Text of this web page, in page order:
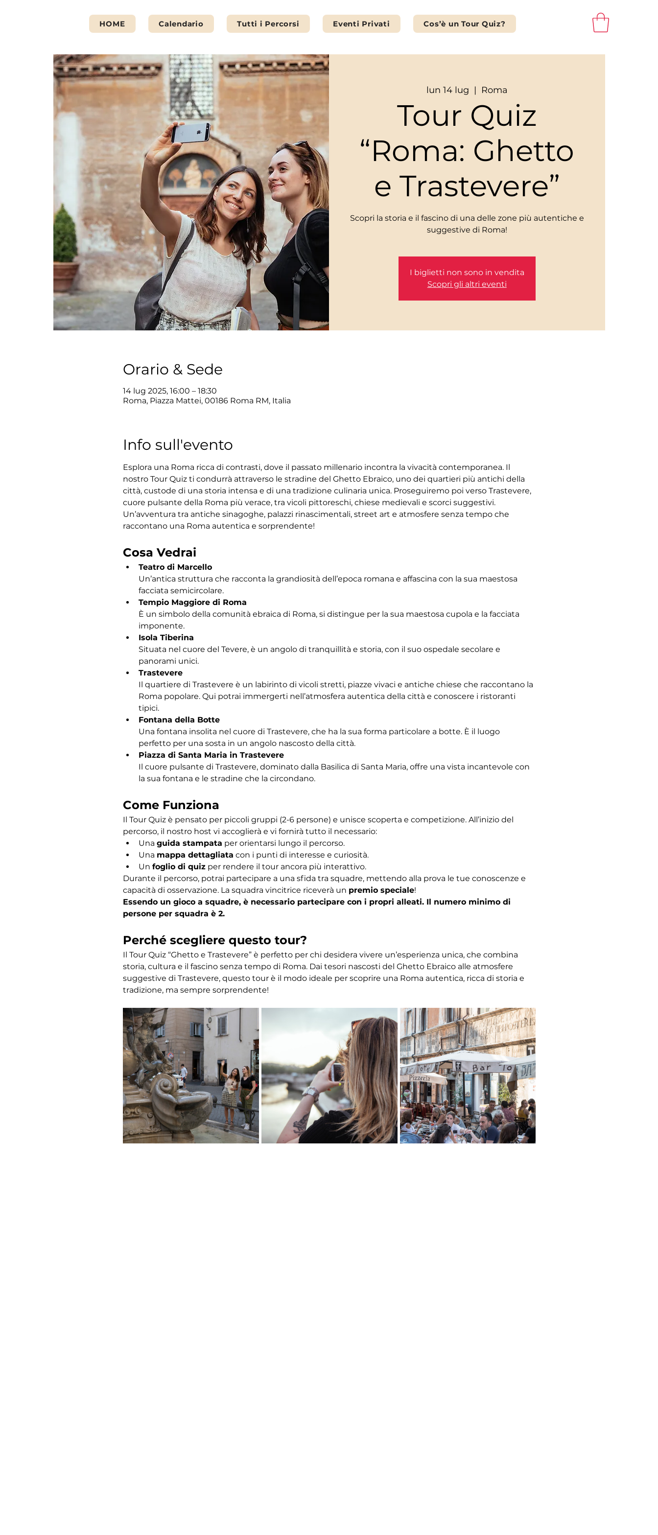
HOME Calendario Tutti i Percorsi Eventi Privati Cos’è un Tour Quiz?
lun 14 lug
  |
Roma
Tour Quiz
“Roma: Ghetto
e Trastevere”
Scopri la storia e il fascino di una delle zone più autentiche e
I biglietti non sono in vendita
Scopri gli altri eventi
Orario & Sede
14 lug 2025, 16:00 – 18:30
Roma, Piazza Mattei, 00186 Roma RM, Italia
Info sull'evento
Esplora una Roma ricca di contrasti, dove il passato millenario incontra la vivacità contemporanea. Il
nostro Tour Quiz ti condurrà attraverso le stradine del Ghetto Ebraico, uno dei quartieri più antichi della
città, custode di una storia intensa e di una tradizione culinaria unica. Proseguiremo poi verso Trastevere,
cuore pulsante della Roma più verace, tra vicoli pittoreschi, chiese medievali e scorci suggestivi.
Un’avventura tra antiche sinagoghe, palazzi rinascimentali, street art e atmosfere senza tempo che
raccontano una Roma autentica e sorprendente!
Cosa Vedrai
Teatro di Marcello
Un’antica struttura che racconta la grandiosità dell’epoca romana e affascina con la sua maestosa
facciata semicircolare.
Tempio Maggiore di Roma
È un simbolo della comunità ebraica di Roma, si distingue per la sua maestosa cupola e la facciata
imponente.
Isola Tiberina
Situata nel cuore del Tevere, è un angolo di tranquillità e storia, con il suo ospedale secolare e
panorami unici.
Trastevere
Il quartiere di Trastevere è un labirinto di vicoli stretti, piazze vivaci e antiche chiese che raccontano la
Roma popolare. Qui potrai immergerti nell’atmosfera autentica della città e conoscere i ristoranti
tipici.
Fontana della Botte
Una fontana insolita nel cuore di Trastevere, che ha la sua forma particolare a botte. È il luogo
perfetto per una sosta in un angolo nascosto della città.
Piazza di Santa Maria in Trastevere
Il cuore pulsante di Trastevere, dominato dalla Basilica di Santa Maria, offre una vista incantevole con
la sua fontana e le stradine che la circondano.
Come Funziona
Il Tour Quiz è pensato per piccoli gruppi (2-6 persone) e unisce scoperta e competizione. All’inizio del
percorso, il nostro host vi accoglierà e vi fornirà tutto il necessario:
Una guida stampata per orientarsi lungo il percorso.
Una mappa dettagliata con i punti di interesse e curiosità.
Un foglio di quiz per rendere il tour ancora più interattivo.
Durante il percorso, potrai partecipare a una sfida tra squadre, mettendo alla prova le tue conoscenze e
capacità di osservazione. La squadra vincitrice riceverà un premio speciale!
Essendo un gioco a squadre, è necessario partecipare con i propri alleati. Il numero minimo di
persone per squadra è 2.
Perché scegliere questo tour?
Il Tour Quiz “Ghetto e Trastevere” è perfetto per chi desidera vivere un’esperienza unica, che combina
storia, cultura e il fascino senza tempo di Roma. Dai tesori nascosti del Ghetto Ebraico alle atmosfere
suggestive di Trastevere, questo tour è il modo ideale per scoprire una Roma autentica, ricca di storia e
tradizione, ma sempre sorprendente!